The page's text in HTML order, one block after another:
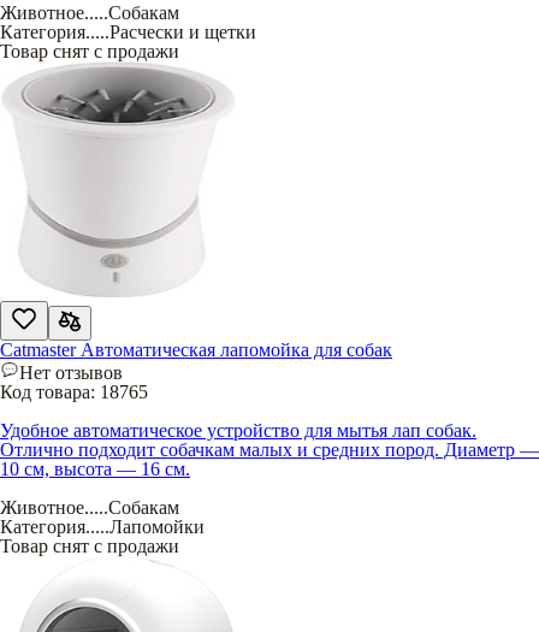
Животное.....Собакам
Категория.....Расчески и щетки
Товар снят с продажи
Catmaster Автоматическая лапомойка для собак
Нет отзывов
Код товара: 18765
Удобное автоматическое устройство для мытья лап собак.
Отлично подходит собачкам малых и средних пород. Диаметр —
10 см, высота — 16 см.
Животное.....Собакам
Категория.....Лапомойки
Товар снят с продажи